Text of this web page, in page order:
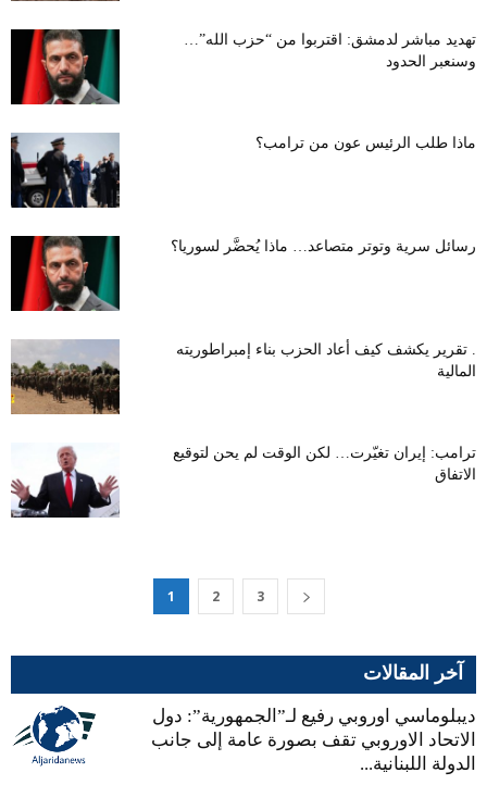
تهديد مباشر لدمشق: اقتربوا من “حزب الله”…
وسنعبر الحدود
ماذا طلب الرئيس عون من ترامب؟
رسائل سرية وتوتر متصاعد… ماذا يُحضَّر لسوريا؟
. تقرير يكشف كيف أعاد الحزب بناء إمبراطوريته
المالية
ترامب: إيران تغيّرت… لكن الوقت لم يحن لتوقيع
الاتفاق
1 2 3
آخر المقالات
ديبلوماسي اوروبي رفيع لـ”الجمهورية”: دول
الاتحاد الاوروبي تقف بصورة عامة إلى جانب
الدولة اللبنانية...